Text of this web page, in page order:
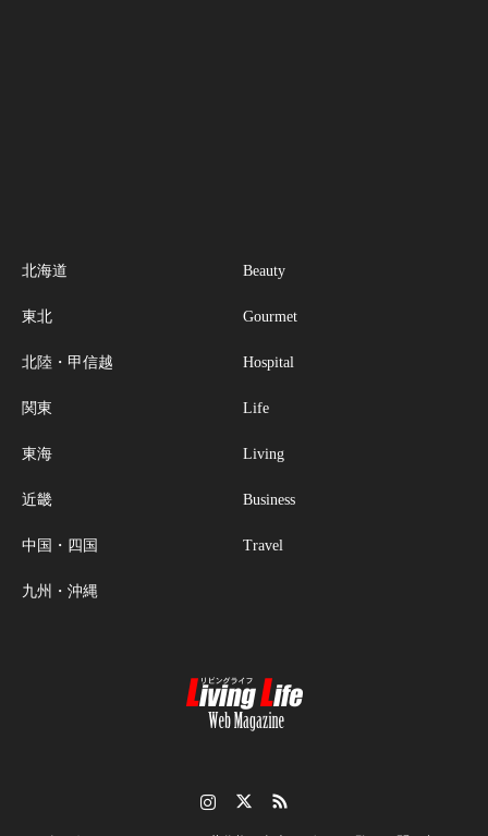
北海道
東北
北陸・甲信越
関東
東海
近畿
中国・四国
九州・沖縄
Beauty
Gourmet
Hospital
Life
Living
Business
Travel